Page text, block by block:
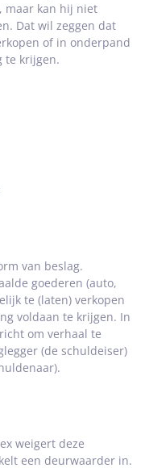
maar kan hij niet
Dat wil zeggen dat
of in onderpand
te krijgen.
van beslag.
goederen (auto,
te (laten) verkopen
voldaan te krijgen. In
om verhaal te
(de schuldeiser)
weigert deze
een deurwaarder in.